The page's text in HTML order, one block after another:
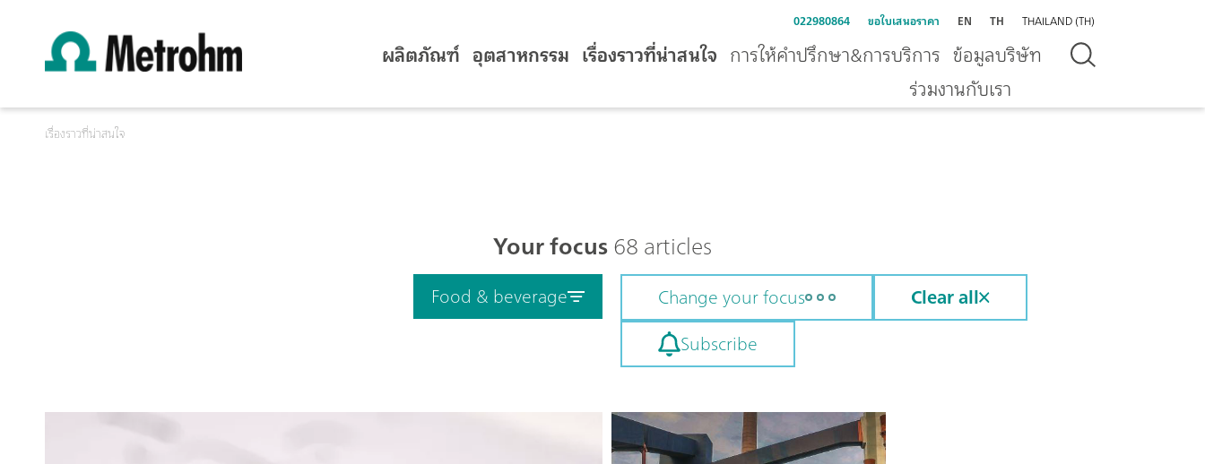
022980864 ขอใบเสนอราคา EN TH THAILAND (TH)
ผลิตภัณฑ์ อุตสาหกรรม เรื่องราวที่น่าสนใจ การให้คำปรึกษา&การบริการ ข้อมูลบริษัท
ร่วมงานกับเรา
เรื่องราวที่น่าสนใจ
Your focus68 articles
Food & beverage Change your focus
Clear all
Subscribe